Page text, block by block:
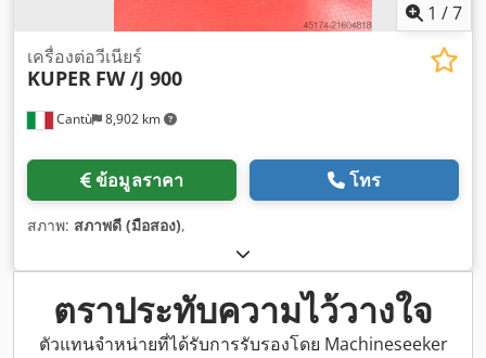
1 /7
Cantù 8,902 km
เครื่องต่อวีเนียร์
KUPER FW /J 900
ข้อมูลราคา โทร
สภาพ: สภาพดี (มือสอง),
ตราประทับความไว้วางใจ
ตัวแทนจำหน่ายที่ได้รับการรับรองโดย Machineseeker